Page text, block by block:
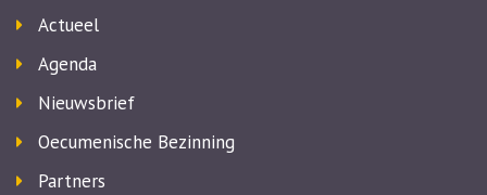
Actueel
Agenda
Nieuwsbrief
Oecumenische Bezinning
Partners